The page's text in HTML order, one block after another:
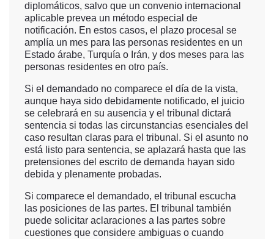
diplomáticos, salvo que un convenio internacional
aplicable prevea un método especial de
notificación. En estos casos, el plazo procesal se
amplía un mes para las personas residentes en un
Estado árabe, Turquía o Irán, y dos meses para las
personas residentes en otro país.
Si el demandado no comparece el día de la vista,
aunque haya sido debidamente notificado, el juicio
se celebrará en su ausencia y el tribunal dictará
sentencia si todas las circunstancias esenciales del
caso resultan claras para el tribunal. Si el asunto no
está listo para sentencia, se aplazará hasta que las
pretensiones del escrito de demanda hayan sido
debida y plenamente probadas.
Si comparece el demandado, el tribunal escucha
las posiciones de las partes. El tribunal también
puede solicitar aclaraciones a las partes sobre
cuestiones que considere ambiguas o cuando